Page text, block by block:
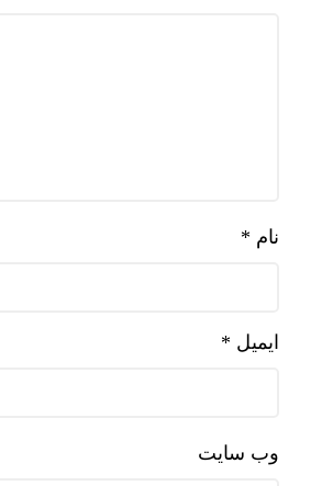
نام *
ایمیل *
وب‌ سایت